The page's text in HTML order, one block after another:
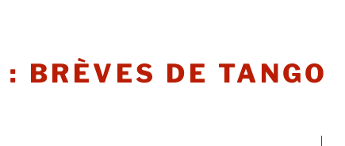
: BRÈVES DE TANGO